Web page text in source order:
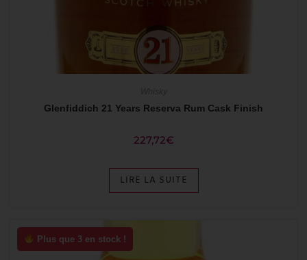
Glenfiddich 21 Years Reserva Rum Cask Finish
227,72€
LIRE LA SUITE
Plus que 3 en stock !